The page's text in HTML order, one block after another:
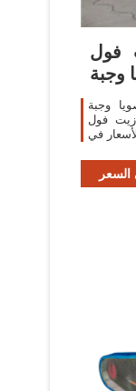
فول
وجبة
وجبة
زيت فول
في